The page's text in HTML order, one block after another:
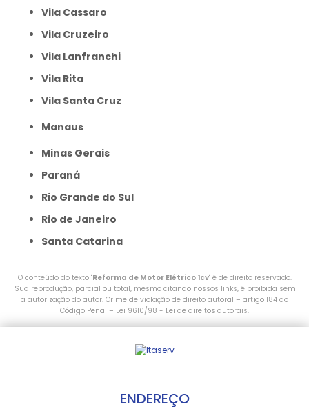
Vila Cassaro
Vila Cruzeiro
Vila Lanfranchi
Vila Rita
Vila Santa Cruz
Manaus
Minas Gerais
Paraná
Rio Grande do Sul
Rio de Janeiro
Santa Catarina
O conteúdo do texto "Reforma de Motor Elétrico 1cv" é de direito reservado.
Sua reprodução, parcial ou total, mesmo citando nossos links, é proibida sem
a autorização do autor. Crime de violação de direito autoral – artigo 184 do
Código Penal – Lei 9610/98 - Lei de direitos autorais.
ENDEREÇO